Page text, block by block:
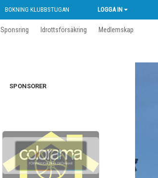
BOKNING KLUBBSTUGAN LOGGA IN
Sponsring Idrottsförsäkring Medlemskap
SPONSORER